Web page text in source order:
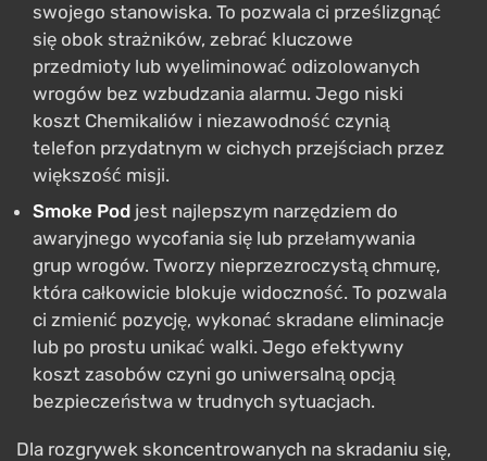
swojego stanowiska. To pozwala ci prześlizgnąć
się obok strażników, zebrać kluczowe
przedmioty lub wyeliminować odizolowanych
wrogów bez wzbudzania alarmu. Jego niski
koszt Chemikaliów i niezawodność czynią
telefon przydatnym w cichych przejściach przez
większość misji.
Smoke Pod jest najlepszym narzędziem do
awaryjnego wycofania się lub przełamywania
grup wrogów. Tworzy nieprzezroczystą chmurę,
która całkowicie blokuje widoczność. To pozwala
ci zmienić pozycję, wykonać skradane eliminacje
lub po prostu unikać walki. Jego efektywny
koszt zasobów czyni go uniwersalną opcją
bezpieczeństwa w trudnych sytuacjach.
Dla rozgrywek skoncentrowanych na skradaniu się,